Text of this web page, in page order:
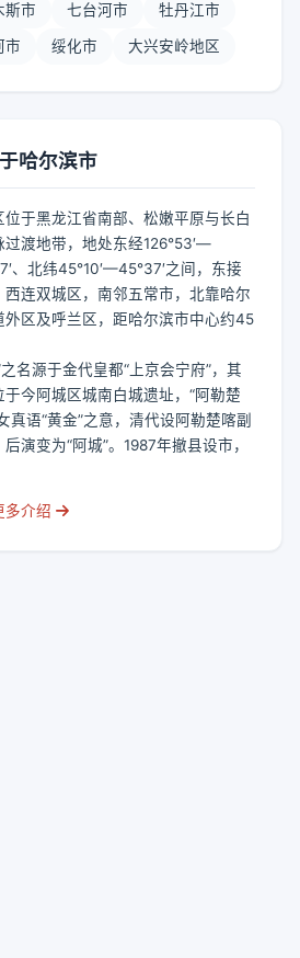
斯市 七台河市 牡丹江市
市 绥化市 大兴安岭地区
哈尔滨市
位于黑龙江省南部、松嫩平原与长白
过渡地带，地处东经126°53′—
、北纬45°10′—45°37′之间，东接
西连双城区，南邻五常市，北靠哈尔
外区及呼兰区，距哈尔滨市中心约45
之名源于金代皇都“上京会宁府”，其
于今阿城区城南白城遗址，“阿勒楚
真语“黄金”之意，清代设阿勒楚喀副
演变为“阿城”。1987年撤县设市，
多介绍